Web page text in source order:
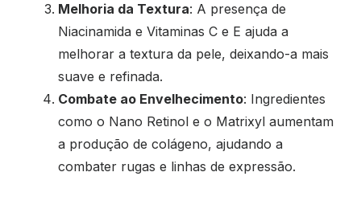
Melhoria da Textura: A presença de
Niacinamida e Vitaminas C e E ajuda a
melhorar a textura da pele, deixando-a mais
suave e refinada.
Combate ao Envelhecimento: Ingredientes
como o Nano Retinol e o Matrixyl aumentam
a produção de colágeno, ajudando a
combater rugas e linhas de expressão.